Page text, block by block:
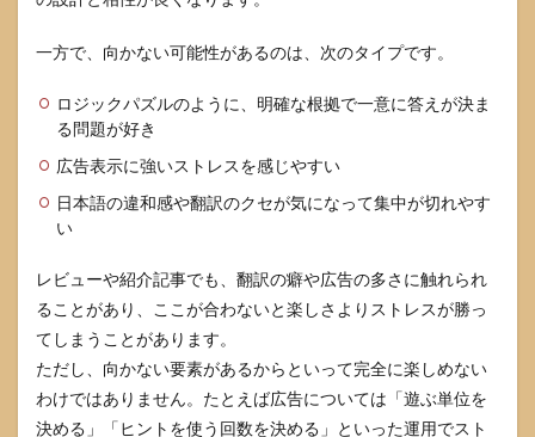
ブレ
アウ
トは
ライ
ンで
遊べ
6.2
子ど
もに
遊ば
せて
丈夫
か
一方で、向かない可能性があるのは、次のタイプです。
ロジックパズルのように、明確な根拠で一意に答えが決ま
る問題が好き
広告表示に強いストレスを感じやすい
日本語の違和感や翻訳のクセが気になって集中が切れやす
い
レビューや紹介記事でも、翻訳の癖や広告の多さに触れられ
ることがあり、ここが合わないと楽しさよりストレスが勝っ
てしまうことがあります。
ただし、向かない要素があるからといって完全に楽しめない
わけではありません。たとえば広告については「遊ぶ単位を
決める」「ヒントを使う回数を決める」といった運用でスト